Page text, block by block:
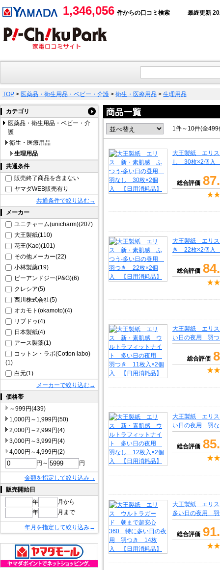
1,346,056 件からの口コミ検索 最終更新
TOP > 医薬品・衛生用品・ベビー・介護 > 衛生・医療用品 > 生理用品
カテゴリ
医薬品・衛生用品・ベビー・介
護
衛生・医療用品
生理用品
共通条件
販売終了商品を含まない
ヤマダWEB販売有り
共通条件で絞り込む→
メーカー
ユニチャーム(unicharm)(207)
大王製紙(110)
花王(Kao)(101)
その他メーカー(22)
小林製薬(19)
ピーアンドジー(P&G)(6)
クレシア(5)
西川株式会社(5)
オカモト(okamoto)(4)
リブドゥ(4)
日本製紙(4)
アース製薬(1)
コットン・ラボ(Cotton labo)
(1)
白元(1)
メーカーで絞り込む→
価格帯
～999円(439)
1,000円～1,999円(50)
2,000円～2,999円(4)
3,000円～3,999円(4)
4,000円～4,999円(2)
円～
円
金額を指定して絞り込み→
販売開始日
年
月から
年
月まで
年月を指定して絞り込み→
1件～10件(全
大王製紙 エリ
し 30枚×2個入
総合評価
大王製紙 エリ
き 22枚×2個入
総合評価
大王製紙 エリ
い日の夜用 羽
総合評価
大王製紙 エリ
い日の夜用 羽
総合評価
大王製紙 エリ
多い日の夜用
総合評価